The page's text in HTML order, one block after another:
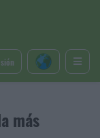
más